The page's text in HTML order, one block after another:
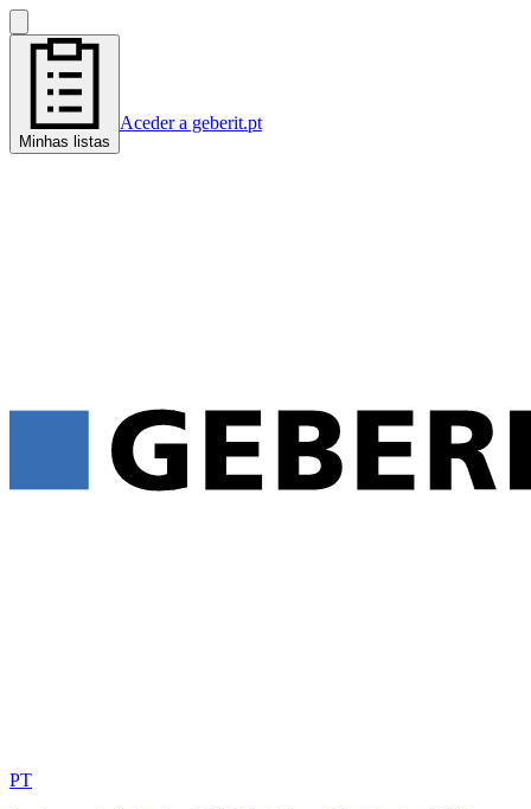
Minhas listas
Aceder a geberit.pt
PT